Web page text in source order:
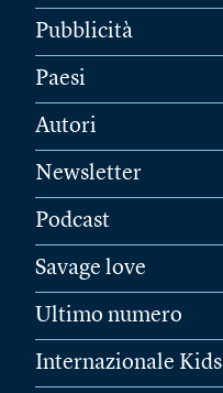
Pubblicità
Paesi
Autori
Newsletter
Podcast
Savage love
Ultimo numero
Internazionale Kids